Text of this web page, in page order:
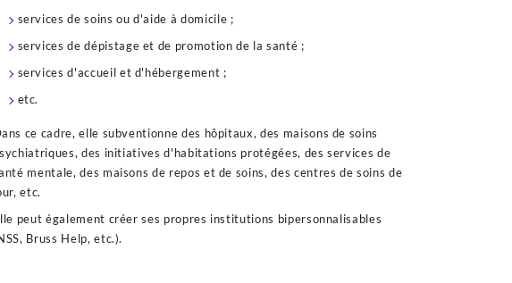
services de soins ou d'aide à domicile ;
services de dépistage et de promotion de la santé ;
services d'accueil et d'hébergement ;
etc.
ce cadre, elle subventionne des hôpitaux, des maisons de soins
des initiatives d'habitations protégées, des services de
mentale, des maisons de repos et de soins, des centres de soins de
etc.
peut également créer ses propres institutions bipersonnalisables
Bruss Help, etc.).